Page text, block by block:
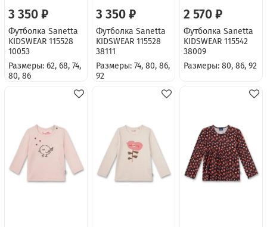
3 350 ₽
Футболка Sanetta
KIDSWEAR 115528
10053
Размеры: 62, 68, 74,
80, 86
3 350 ₽
Футболка Sanetta
KIDSWEAR 115528
38111
Размеры: 74, 80, 86,
92
2 570 ₽
Футболка Sanetta
KIDSWEAR 115542
38009
Размеры: 80, 86, 92